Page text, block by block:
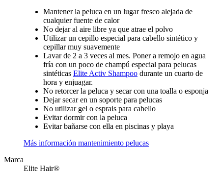
Mantener la peluca en un lugar fresco alejada de
cualquier fuente de calor
No dejar al aire libre ya que atrae el polvo
Utilizar un cepillo especial para cabello sintético y
cepillar muy suavemente
Lavar de 2 a 3 veces al mes. Poner a remojo en agua
fría con un poco de champú especial para pelucas
sintéticas Elite Activ Shampoo durante un cuarto de
hora y enjuagar.
No retorcer la peluca y secar con una toalla o esponja
Dejar secar en un soporte para pelucas
No utilizar gel o esprais para cabello
Evitar dormir con la peluca
Evitar bañarse con ella en piscinas y playa
Más información mantenimiento pelucas
Marca
Elite Hair®